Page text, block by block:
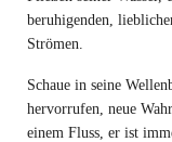
beruhigenden,
Strömen.
Schaue in seine
hervorrufen, neue
einem Fluss, er ist